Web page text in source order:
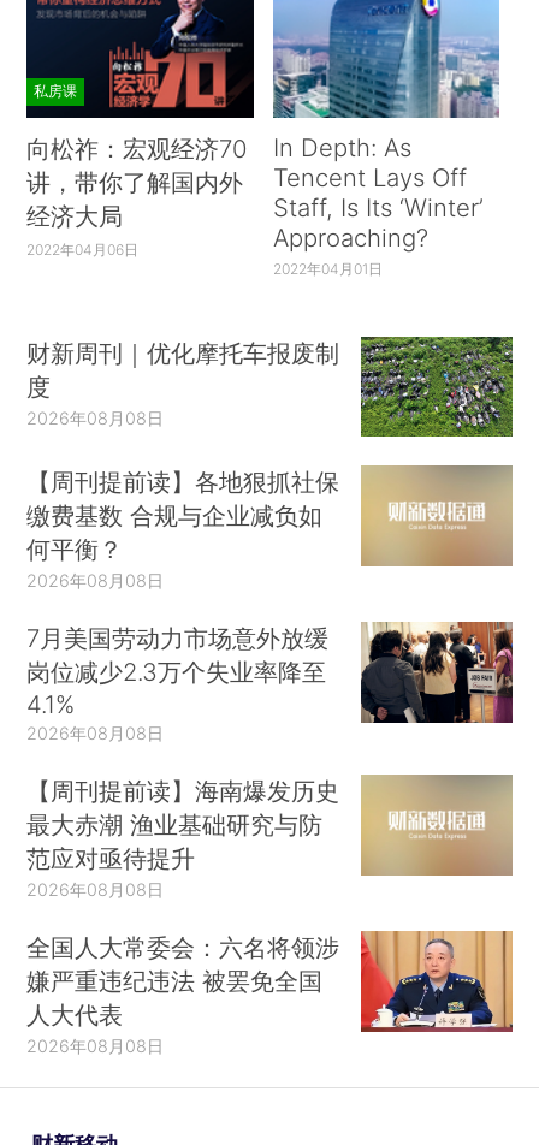
私房课
向松祚：宏观经济70
讲，带你了解国内外
经济大局
2022年04月06日
In Depth: As
Tencent Lays Off
Staff, Is Its ‘Winter’
Approaching?
2022年04月01日
财新周刊｜优化摩托车报废制
度
2026年08月08日
【周刊提前读】各地狠抓社保
缴费基数 合规与企业减负如
何平衡？
2026年08月08日
7月美国劳动力市场意外放缓
岗位减少2.3万个失业率降至
4.1%
2026年08月08日
【周刊提前读】海南爆发历史
最大赤潮 渔业基础研究与防
范应对亟待提升
2026年08月08日
全国人大常委会：六名将领涉
嫌严重违纪违法 被罢免全国
人大代表
2026年08月08日